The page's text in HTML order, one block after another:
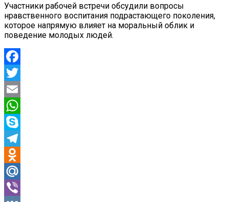
Участники рабочей встречи обсудили вопросы
нравственного воспитания подрастающего поколения,
которое напрямую влияет на моральный облик и
поведение молодых людей.
Facebook
Twitter
Email
WhatsApp
Skype
Telegram
Odnoklassniki
Mail.Ru